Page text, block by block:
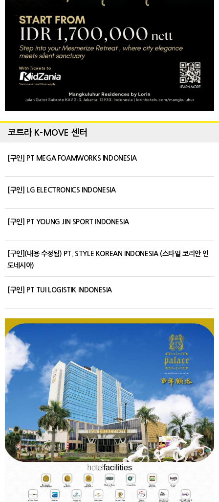
코트라 K-MOVE 센터
[구인] PT MEGA FOAMWORKS INDONESIA
[구인] LG ELECTRONICS INDONESIA
[구인] PT YOUNG JIN SPORT INDONESIA
[구인](내용 수정됨) PT. STYLE KOREAN INDONESIA (스타일 코리안 인
도네시아)
[구인] PT TUI LOGISTIK INDONESIA